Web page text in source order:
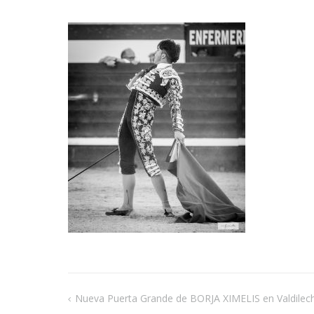
Navegación
Nueva Puerta Grande de BORJA XIMELIS en